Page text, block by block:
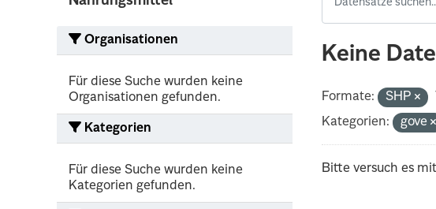
Organisationen
Für diese Suche wurden keine
Organisationen gefunden.
Kategorien
Für diese Suche wurden keine
Kategorien gefunden.
Keine
Formate: SHP
Kategorien:
gove
Bitte versuch es